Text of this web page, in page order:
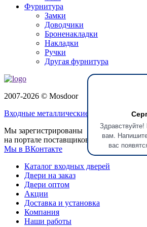
вам.
вас
Фурнитура
Замки
Доводчики
Броненакладки
Накладки
Ручки
Другая фурнитура
2007-2026 © Mosdoor
Входные металлические двери
в
Мы зарегистрированы
на портале поставщиков
Мы в ВКонтакте
Каталог входных дверей
Двери на заказ
Двери оптом
Акции
Доставка и установка
Компания
Наши работы